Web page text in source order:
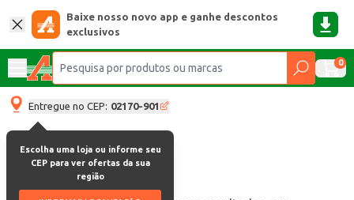
Baixe nosso novo app e ganhe descontos
exclusivos
0
Entregue no CEP: 02170-901
Escolha uma loja ou informe seu
CEP para ver ofertas da sua
região